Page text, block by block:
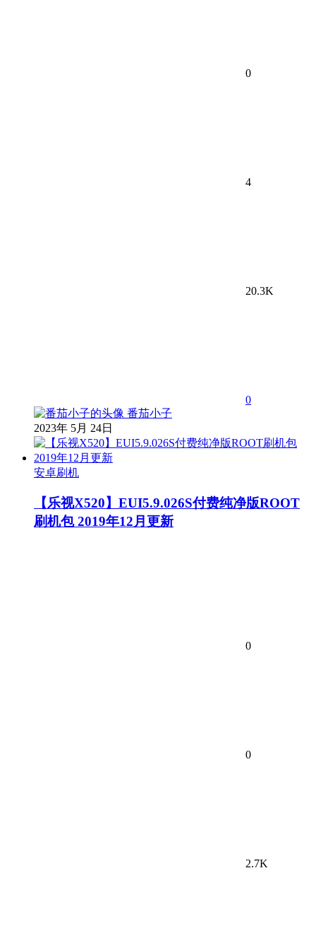
0
4
20.3K
0
番茄小子
2023年 5月 24日
安卓刷机
【乐视X520】EUI5.9.026S付费纯净版ROOT
刷机包 2019年12月更新
0
0
2.7K